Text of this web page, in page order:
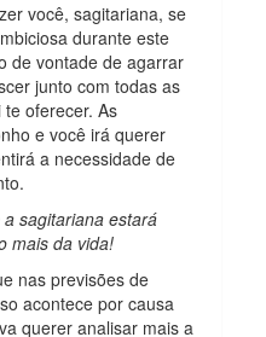
você, sagitariana, se
durante este
de vontade de agarrar
junto com todas as
oferecer. As
e você irá querer
a necessidade de
sagitariana estará
mais da vida!
nas previsões de
acontece por causa
querer analisar mais a